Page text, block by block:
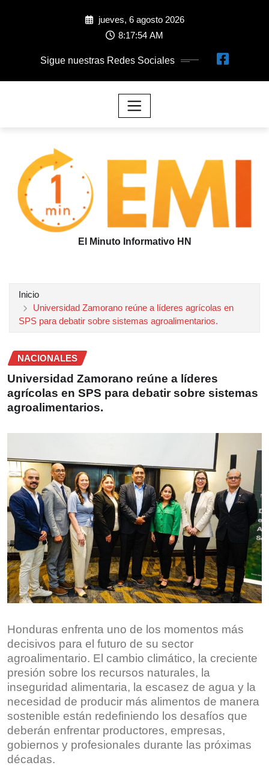
jueves, 6 agosto 2026
8:17:57 AM
Sigue nuestras Redes Sociales
El Minuto Informativo HN
Inicio
Universidad Zamorano reúne a líderes agrícolas en
SPS para debatir sobre sistemas agroalimentarios.
NACIONALES
Universidad Zamorano reúne a líderes
agrícolas en SPS para debatir sobre sistemas
agroalimentarios.
Honduras enfrenta uno de los momentos más
decisivos para el futuro de su sector
agroalimentario. El cambio climático, la creciente
presión sobre los recursos naturales, la
inseguridad alimentaria, la escasez de agua y la
necesidad de producir más alimentos de manera
sostenible están redefiniendo los desafíos que
deberán enfrentar productores, empresas,
gobiernos y profesionales durante las próximas
décadas.